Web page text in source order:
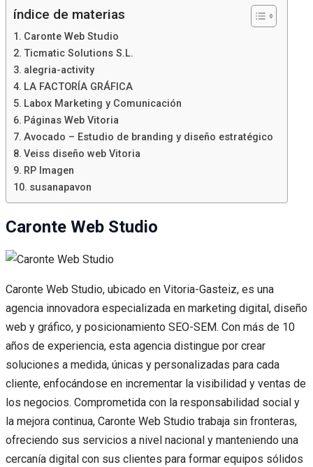
índice de materias
Caronte Web Studio
Ticmatic Solutions S.L.
alegria-activity
LA FACTORÍA GRÁFICA
Labox Marketing y Comunicación
Páginas Web Vitoria
Avocado – Estudio de branding y diseño estratégico
Veiss diseño web Vitoria
RP Imagen
susanapavon
Caronte Web Studio
Caronte Web Studio, ubicado en Vitoria-Gasteiz, es una
agencia innovadora especializada en marketing digital, diseño
web y gráfico, y posicionamiento SEO-SEM. Con más de 10
años de experiencia, esta agencia distingue por crear
soluciones a medida, únicas y personalizadas para cada
cliente, enfocándose en incrementar la visibilidad y ventas de
los negocios. Comprometida con la responsabilidad social y
la mejora continua, Caronte Web Studio trabaja sin fronteras,
ofreciendo sus servicios a nivel nacional y manteniendo una
cercanía digital con sus clientes para formar equipos sólidos